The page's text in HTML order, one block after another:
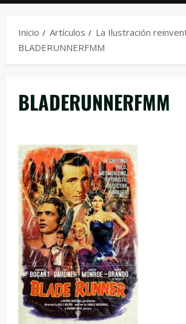
Inicio Artículos
La Ilustración
BLADERUNNERFMM
BLADERUNNERFMM